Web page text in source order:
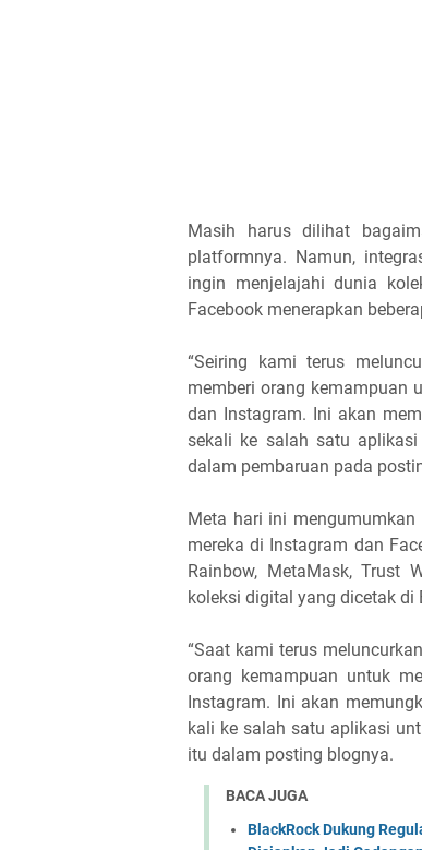
Masih harus dilihat
platformnya. Namun,
ingin menjelajahi dunia
Facebook menerapkan
“Seiring kami terus
memberi orang kemampuan
dan Instagram. Ini akan
sekali ke salah satu
dalam pembaruan pada
Meta hari ini
mereka di Instagram dan
Rainbow, MetaMask, Trust
koleksi digital yang dicetak di
“Saat kami terus
orang kemampuan untuk
Instagram. Ini akan
kali ke salah satu aplikasi
itu dalam posting blognya.
BACA JUGA
BlackRock Dukung